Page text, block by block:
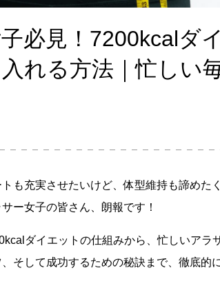
必見！7200kcalダ
れる方法｜忙しい
トも充実させたいけど、体型維持も諦めた
ー女子の皆さん、朗報です！
ダイエットの仕組みから、忙しいアラ
そして成功するための秘訣まで、徹底的